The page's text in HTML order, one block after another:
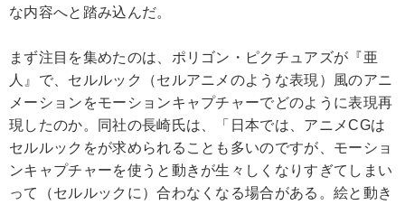
な内容へと踏み込んだ。
まず注目を集めたのは、ポリゴン・ピクチュアズが『亜
人』で、セルルック（セルアニメのような表現）風のアニ
メーションをモーションキャプチャーでどのように表現再
現したのか。同社の長崎氏は、「日本では、アニメCGは
セルルックをが求められることも多いのですが、モーショ
ンキャプチャーを使うと動きが生々しくなりすぎてしまい
って（セルルックに）合わなくなる場合がある。絵と動き